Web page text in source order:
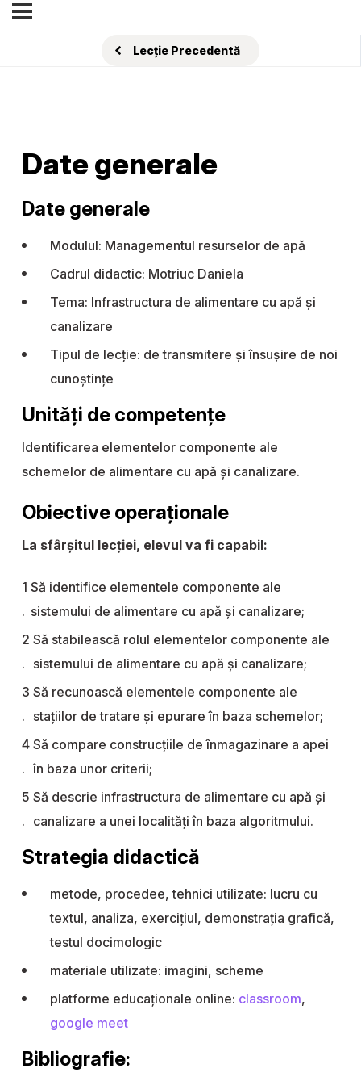
Lecție Precedentă
Date generale
Date generale
Modulul: Managementul resurselor de apă
Cadrul didactic: Motriuc Daniela
Tema: Infrastructura de alimentare cu apă și
canalizare
Tipul de lecție: de transmitere şi însuşire de noi
cunoştinţe
Unități de competențe
Identificarea elementelor componente ale
schemelor de alimentare cu apă și canalizare.
Obiective operaționale
La sfârșitul lecției, elevul va fi capabil:
Să identifice elementele componente ale
sistemului de alimentare cu apă și canalizare;
Să stabilească rolul elementelor componente ale
sistemului de alimentare cu apă și canalizare;
Să recunoască elementele componente ale
stațiilor de tratare și epurare în baza schemelor;
Să compare construcțiile de înmagazinare a apei
în baza unor criterii;
Să descrie infrastructura de alimentare cu apă și
canalizare a unei localități în baza algoritmului.
Strategia didactică
metode, procedee, tehnici utilizate: lucru cu
textul, analiza, exercițiul, demonstrația grafică,
testul docimologic
materiale utilizate: imagini, scheme
platforme educaționale online: classroom,
google meet
Bibliografie: